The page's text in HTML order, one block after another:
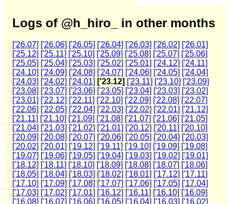
Logs of @h_hiro_ in other months
['26.07] ['26.06] ['26.05] ['26.04] ['26.03] ['26.02] ['26.01]
['25.12] ['25.11] ['25.10] ['25.09] ['25.08] ['25.07] ['25.06]
['25.05] ['25.04] ['25.03] ['25.02] ['25.01] ['24.12] ['24.11]
['24.10] ['24.09] ['24.08] ['24.07] ['24.06] ['24.05] ['24.04]
['24.03] ['24.02] ['24.01] ['23.12] ['23.11] ['23.10] ['23.09]
['23.08] ['23.07] ['23.06] ['23.05] ['23.04] ['23.03] ['23.02]
['23.01] ['22.12] ['22.11] ['22.10] ['22.09] ['22.08] ['22.07]
['22.06] ['22.05] ['22.04] ['22.03] ['22.02] ['22.01] ['21.12]
['21.11] ['21.10] ['21.09] ['21.08] ['21.07] ['21.06] ['21.05]
['21.04] ['21.03] ['21.02] ['21.01] ['20.12] ['20.11] ['20.10]
['20.09] ['20.08] ['20.07] ['20.06] ['20.05] ['20.04] ['20.03]
['20.02] ['20.01] ['19.12] ['19.11] ['19.10] ['19.09] ['19.08]
['19.07] ['19.06] ['19.05] ['19.04] ['19.03] ['19.02] ['19.01]
['18.12] ['18.11] ['18.10] ['18.09] ['18.08] ['18.07] ['18.06]
['18.05] ['18.04] ['18.03] ['18.02] ['18.01] ['17.12] ['17.11]
['17.10] ['17.09] ['17.08] ['17.07] ['17.06] ['17.05] ['17.04]
['17.03] ['17.02] ['17.01] ['16.12] ['16.11] ['16.10] ['16.09]
['16.08] ['16.07] ['16.06] ['16.05] ['16.04] ['16.03] ['16.02]